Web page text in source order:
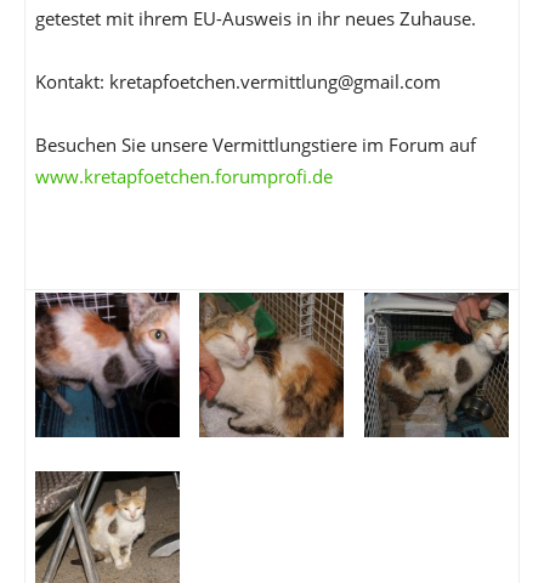
getestet mit ihrem EU-Ausweis in ihr neues Zuhause.
Kontakt: kretapfoetchen.vermittlung@gmail.com
Besuchen Sie unsere Vermittlungstiere im Forum auf
www.kretapfoetchen.forumprofi.de